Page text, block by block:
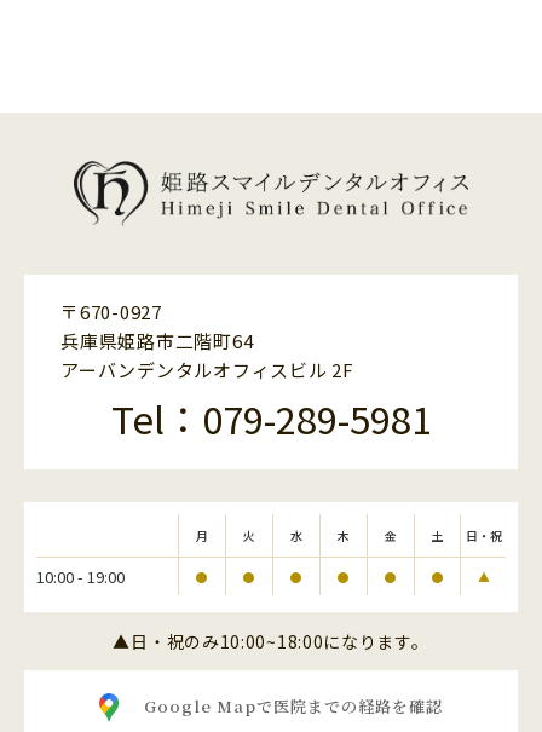
〒670-0927
兵庫県姫路市二階町64
アーバンデンタルオフィスビル 2F
Tel：079-289-5981
月 火 水 木 金 土 日・祝
10:00 - 19:00 ● ● ● ● ● ● ▲
▲日・祝のみ10:00~18:00になります。
Google Mapで医院までの経路を確認